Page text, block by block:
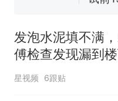
核查
力已
热
那
因老
发泡水泥填不满
傅检查发现漏到
风口未延伸到外墙
星视频 6跟贴